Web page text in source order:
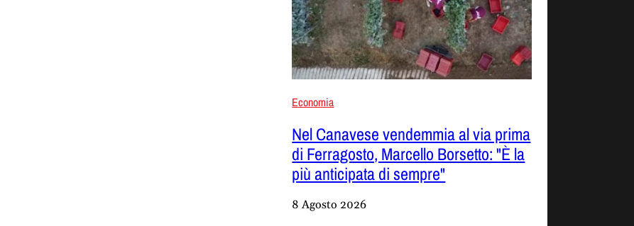
Economia
Nel Canavese vendemmia al via prima
di Ferragosto, Marcello Borsetto: "È la
più anticipata di sempre"
8 Agosto 2026